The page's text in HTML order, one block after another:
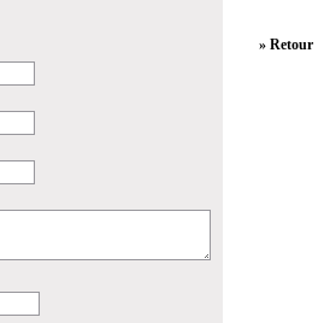
» Retour